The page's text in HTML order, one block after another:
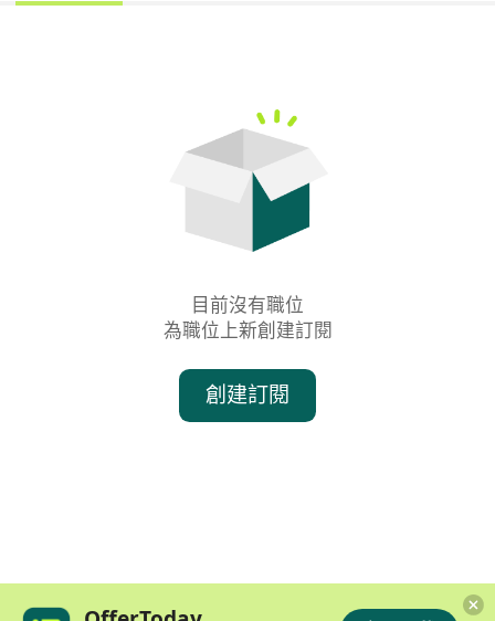
目前沒有職位
為職位上新創建訂閱
創建訂閱